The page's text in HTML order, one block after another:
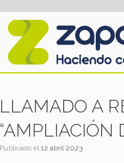
LLAMADO A
“AMPLIACIÓN
Publicado el12 abril 2023